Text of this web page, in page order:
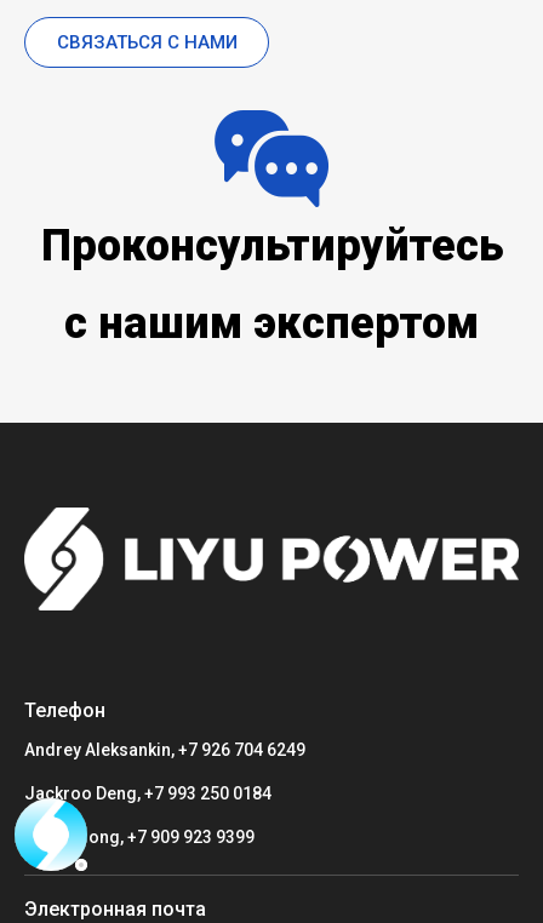
СВЯЗАТЬСЯ С НАМИ
Проконсультируйтесь
с нашим экспертом
Телефон
Andrey Aleksankin, +7 926 704 6249
Jackroo Deng, +7 993 250 0184
Sasha Song, +7 909 923 9399
Электронная почта